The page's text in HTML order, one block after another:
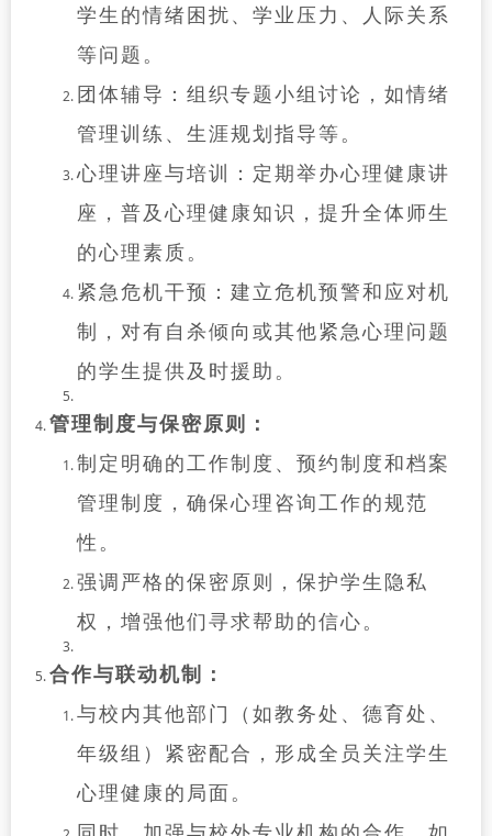
学生的情绪困扰、学业压力、人际关系
等问题。
团体辅导：组织专题小组讨论，如情绪
管理训练、生涯规划指导等。
心理讲座与培训：定期举办心理健康讲
座，普及心理健康知识，提升全体师生
的心理素质。
紧急危机干预：建立危机预警和应对机
制，对有自杀倾向或其他紧急心理问题
的学生提供及时援助。
管理制度与保密原则：
制定明确的工作制度、预约制度和档案
管理制度，确保心理咨询工作的规范
性。
强调严格的保密原则，保护学生隐私
权，增强他们寻求帮助的信心。
合作与联动机制：
与校内其他部门（如教务处、德育处、
年级组）紧密配合，形成全员关注学生
心理健康的局面。